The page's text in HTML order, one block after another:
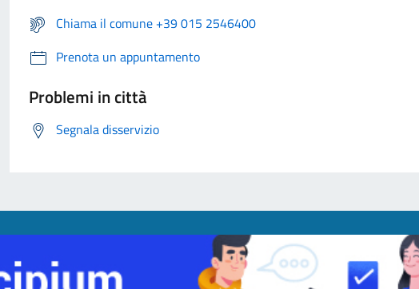
Chiama il comune +39 015 2546400
Prenota un appuntamento
Problemi in città
Segnala disservizio